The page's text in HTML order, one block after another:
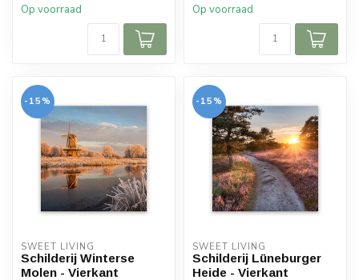
Op voorraad Op voorraad
-15%
SWEET LIVING
Schilderij Winterse
Molen - Vierkant
-15%
SWEET LIVING
Schilderij Lüneburger
Heide - Vierkant